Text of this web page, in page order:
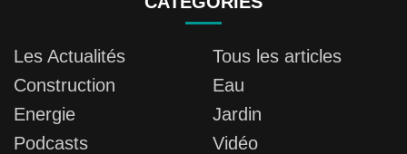
Les Actualités
Tous les articles
Construction
Eau
Energie
Jardin
Podcasts
Vidéo